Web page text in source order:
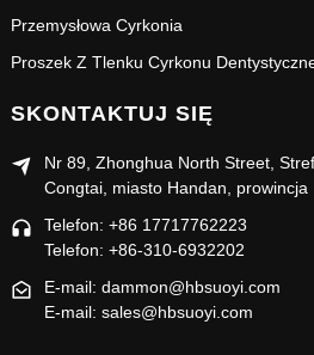
Przemysłowa Cyrkonia
Proszek Z Tlenku Cyrkonu
SKONTAKTUJ SIĘ
Nr 89, Zhonghua North Street,
Congtai, miasto Handan, prowincja
Telefon: +86 17717762223
Telefon: +86-310-6932202
E-mail: dammon@hbsuoyi.com
E-mail: sales@hbsuoyi.com